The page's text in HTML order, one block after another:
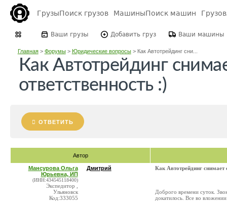
ГрузыПоиск грузов МашиныПоиск машин
Ваши грузы Добавить груз Ваши машины
Главная> Форумы> Юридические вопросы> Как Автотрейдинг сни...
Как Автотрейдинг
ответственность :)
ОТВЕТИТЬ
Автор
Мансурова Ольга
Юрьевна, ИП
(ИНН:434545118400)
Экспедитор ,
Ульяновск
Код:333055
Дмитрий Как Автотрейдинг снимает
Доброго времени суток.
докатилось. Все во